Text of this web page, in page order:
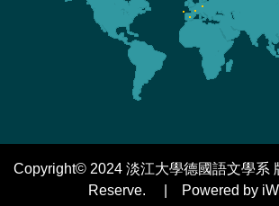
Copyright© 2024 淡江大學德國語文學系
Reserve. | Powered by